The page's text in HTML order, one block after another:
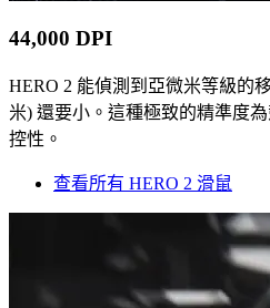
44,000 DPI
HERO 2 能偵測到亞微米等級的
米) 還要小。這種極致的精準度
控性。
查看所有 HERO 2 滑鼠